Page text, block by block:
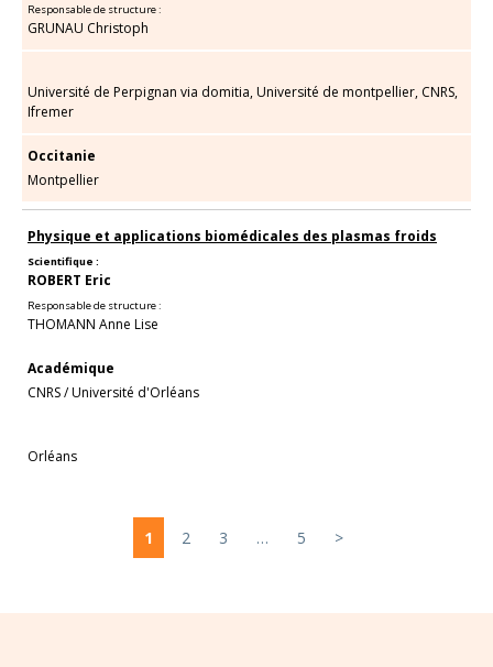
Responsable de structure :
GRUNAU Christoph
Université de Perpignan via domitia, Université de montpellier, CNRS,
Ifremer
Occitanie
Montpellier
Physique et applications biomédicales des plasmas froids
Scientifique :
ROBERT Eric
Responsable de structure :
THOMANN Anne Lise
Académique
CNRS/Université d'Orléans
Orléans
1 2 3 … 5 >